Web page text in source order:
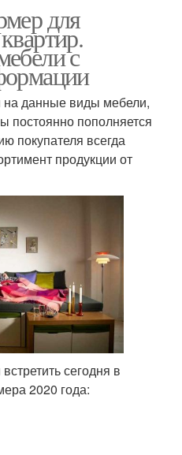
для
с
данные виды мебели,
постоянно пополняется
покупателя всегда
продукции от
сегодня в
2020 года: